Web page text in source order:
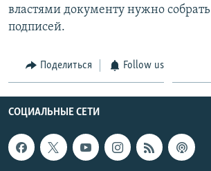
властями документу нужно
подписей.
Поделиться Follow us
СОЦИАЛЬНЫЕ СЕТИ